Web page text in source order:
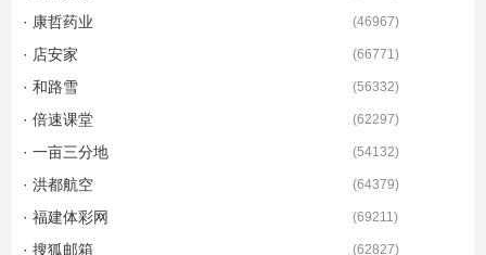
· 康哲药业 (46967)
· 店安家 (66771)
· 和路雪 (56332)
· 倍速课堂 (62297)
· 一亩三分地 (54132)
· 洪都航空 (64379)
· 福建体彩网 (69211)
· 搜狐邮箱 (62827)